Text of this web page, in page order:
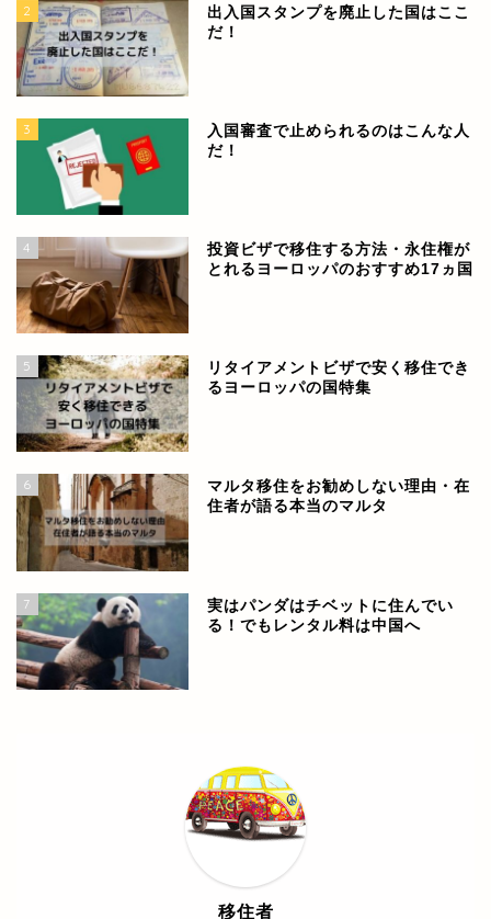
2
出入国スタンプを廃止した国はここ
だ！
3
入国審査で止められるのはこんな人
だ！
4
投資ビザで移住する方法・永住権が
とれるヨーロッパのおすすめ17ヵ国
5
リタイアメントビザで安く移住でき
るヨーロッパの国特集
6
マルタ移住をお勧めしない理由・在
住者が語る本当のマルタ
7
実はパンダはチベットに住んでい
る！でもレンタル料は中国へ
移住者
ヨーロッパ